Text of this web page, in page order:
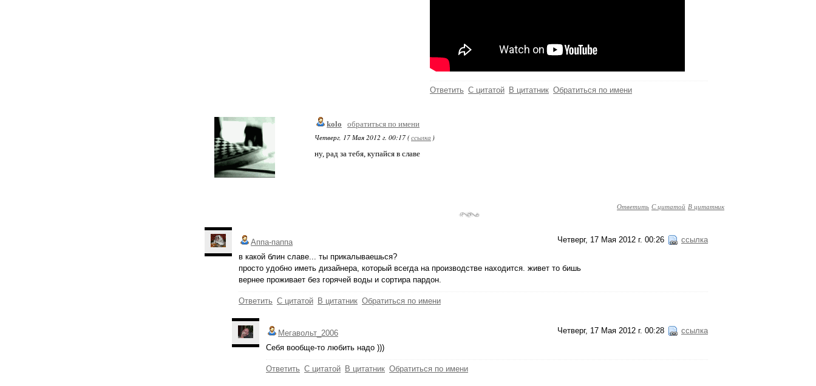
Ответить С цитатой В цитатник Обратиться по имени
kolo
обратиться по имени
Четверг, 17 Мая 2012 г. 00:17 (ссылка )
ну, рад за тебя, купайся в славе
Ответить С цитатой В цитатник
Четверг, 17 Мая 2012 г. 00:26 ссылка
Аппа-паппа
в какой блин славе... ты прикалываешься?
просто удобно иметь дизайнера, который всегда на производстве находится. живет то бишь
вернее проживает без горячей воды и сортира пардон.
Ответить С цитатой В цитатник Обратиться по имени
Четверг, 17 Мая 2012 г. 00:28 ссылка
Мегавольт_2006
Себя вообще-то любить надо )))
Ответить С цитатой В цитатник Обратиться по имени